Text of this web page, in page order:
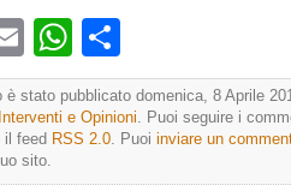
EmailWhatsApp
è stato pubblicato domenica, 8 Aprile
Interventi e Opinioni. Puoi seguire i
il feed RSS 2.0. Puoi inviare un
sito.